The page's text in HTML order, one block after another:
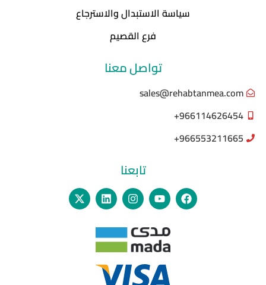
سياسة الاستبدال والاسترجاع
فرع القصيم
تواصل معنا
sales@rehabtanmea.com
966114626454+
966553211665+
تابعنا